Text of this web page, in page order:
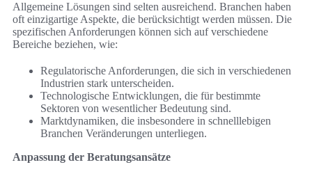
Allgemeine Lösungen sind selten ausreichend. Branchen haben
oft einzigartige Aspekte, die berücksichtigt werden müssen. Die
spezifischen Anforderungen können sich auf verschiedene
Bereiche beziehen, wie:
Regulatorische Anforderungen, die sich in verschiedenen
Industrien stark unterscheiden.
Technologische Entwicklungen, die für bestimmte
Sektoren von wesentlicher Bedeutung sind.
Marktdynamiken, die insbesondere in schnelllebigen
Branchen Veränderungen unterliegen.
Anpassung der Beratungsansätze